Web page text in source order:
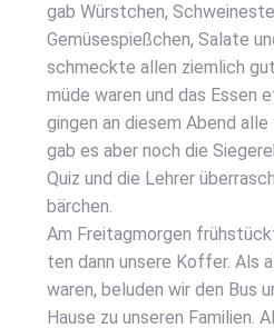
gab Würst­chen,
Gemü­se­spieß­chen, Sala­te
schmeck­te allen ziem­lich
müde waren und das
gin­gen an die­sem Abend
gab es aber noch die
Quiz und die Leh­rer
bär­chen.
Am Frei­tag­mor­gen
ten dann unse­re Kof­fer. Als
waren, belu­den wir den Bus
Hau­se zu unse­ren Fami­li­en.